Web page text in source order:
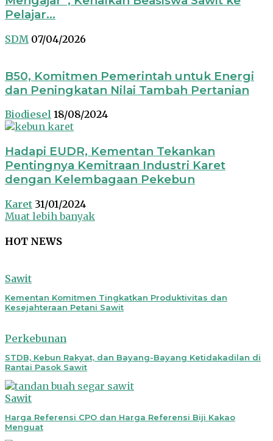
Pelajar...
SDM 07/04/2026
B50, Komitmen Pemerintah untuk Energi
dan Peningkatan Nilai Tambah Pertanian
Biodiesel 18/08/2024
Hadapi EUDR, Kementan Tekankan
Pentingnya Kemitraan Industri Karet
dengan Kelembagaan Pekebun
Karet 31/01/2024
Muat lebih banyak
HOT NEWS
Sawit
Kementan Komitmen Tingkatkan Produktivitas dan
Kesejahteraan Petani Sawit
Perkebunan
STDB, Kebun Rakyat, dan Bayang-Bayang Ketidakadilan di
Rantai Pasok Sawit
Sawit
Harga Referensi CPO dan Harga Referensi Biji Kakao
Menguat